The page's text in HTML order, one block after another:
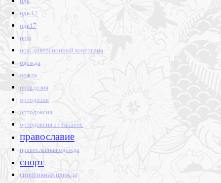
ндк 17
ндк17
нож
нож диверсионный кочергина
одежда
оежда
ортадозия
ортодозия
ортодоксия
ортодоксия эт танатос
православие
православная одежда
спорт
спортивная одежда